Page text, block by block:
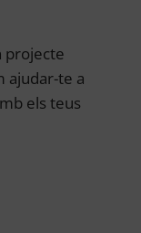
projecte
ajudar-te a
els teus